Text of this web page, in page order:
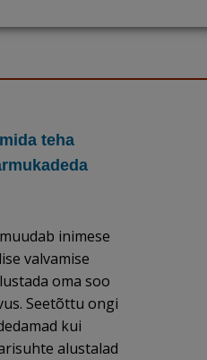
teha
inimese
valvamise
oma soo
Seetõttu ongi
kui
alustalad